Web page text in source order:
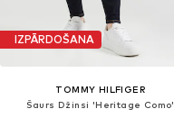
IZPĀRDOŠANA
TOMMY HILFIGER
Šaurs Džinsi 'Heritage Como'